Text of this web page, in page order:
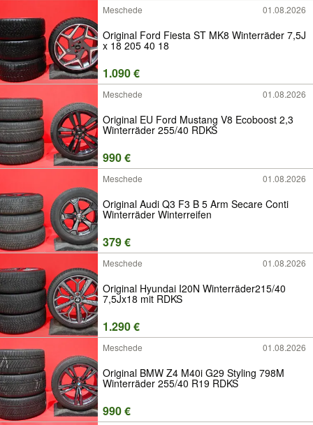
Meschede 01.08.2026
Original Ford Fiesta ST MK8 Winterräder 7,5J
x 18 205 40 18
1.090 €
Meschede 01.08.2026
Original EU Ford Mustang V8 Ecoboost 2,3
Winterräder 255/40 RDKS
990 €
Meschede 01.08.2026
Original Audi Q3 F3 B 5 Arm Secare Conti
Winterräder Winterreifen
379 €
Meschede 01.08.2026
Original Hyundai I20N Winterräder215/40
7,5Jx18 mit RDKS
1.290 €
Meschede 01.08.2026
Original BMW Z4 M40i G29 Styling 798M
Winterräder 255/40 R19 RDKS
990 €